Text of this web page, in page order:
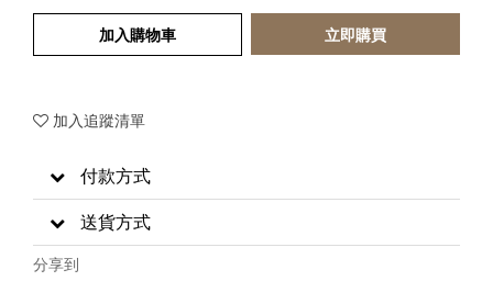
加入購物車 立即購買
加入追蹤清單
付款方式
送貨方式
分享到